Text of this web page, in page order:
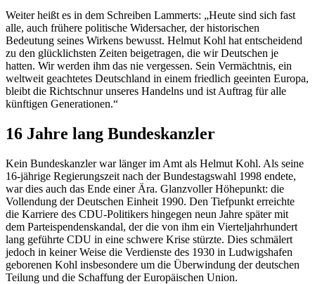
Weiter heißt es in dem Schreiben Lammerts: „Heute sind sich fast
alle, auch frühere politische Widersacher, der historischen
Bedeutung seines Wirkens bewusst. Helmut Kohl hat entscheidend
zu den glücklichsten Zeiten beigetragen, die wir Deutschen je
hatten. Wir werden ihm das nie vergessen. Sein Vermächtnis, ein
weltweit geachtetes Deutschland in einem friedlich geeinten Europa,
bleibt die Richtschnur unseres Handelns und ist Auftrag für alle
künftigen Generationen.“
16 Jahre lang Bundeskanzler
Kein Bundeskanzler war länger im Amt als Helmut Kohl. Als seine
16-jährige Regierungszeit nach der Bundestagswahl 1998 endete,
war dies auch das Ende einer Ära. Glanzvoller Höhepunkt: die
Vollendung der Deutschen Einheit 1990. Den Tiefpunkt erreichte
die Karriere des CDU-Politikers hingegen neun Jahre später mit
dem Parteispendenskandal, der die von ihm ein Vierteljahrhundert
lang geführte CDU in eine schwere Krise stürzte. Dies schmälert
jedoch in keiner Weise die Verdienste des 1930 in Ludwigshafen
geborenen Kohl insbesondere um die Überwindung der deutschen
Teilung und die Schaffung der Europäischen Union.